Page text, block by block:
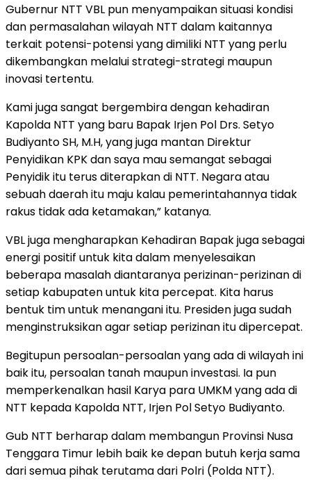
Gubernur NTT VBL pun menyampaikan situasi kondisi
dan permasalahan wilayah NTT dalam kaitannya
terkait potensi-potensi yang dimiliki NTT yang perlu
dikembangkan melalui strategi-strategi maupun
inovasi tertentu.
Kami juga sangat bergembira dengan kehadiran
Kapolda NTT yang baru Bapak Irjen Pol Drs. Setyo
Budiyanto SH, M.H, yang juga mantan Direktur
Penyidikan KPK dan saya mau semangat sebagai
Penyidik itu terus diterapkan di NTT. Negara atau
sebuah daerah itu maju kalau pemerintahannya tidak
rakus tidak ada ketamakan,” katanya.
VBL juga mengharapkan Kehadiran Bapak juga sebagai
energi positif untuk kita dalam menyelesaikan
beberapa masalah diantaranya perizinan-perizinan di
setiap kabupaten untuk kita percepat. Kita harus
bentuk tim untuk menangani itu. Presiden juga sudah
menginstruksikan agar setiap perizinan itu dipercepat.
Begitupun persoalan-persoalan yang ada di wilayah ini
baik itu, persoalan tanah maupun investasi. Ia pun
memperkenalkan hasil Karya para UMKM yang ada di
NTT kepada Kapolda NTT, Irjen Pol Setyo Budiyanto.
Gub NTT berharap dalam membangun Provinsi Nusa
Tenggara Timur lebih baik ke depan butuh kerja sama
dari semua pihak terutama dari Polri (Polda NTT).